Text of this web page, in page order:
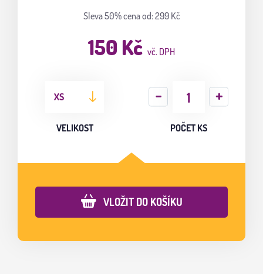
Sleva 50%cena od: 299 Kč
150 Kč vč. DPH
XS
VELIKOST POČET KS
VLOŽIT DO KOŠÍKU